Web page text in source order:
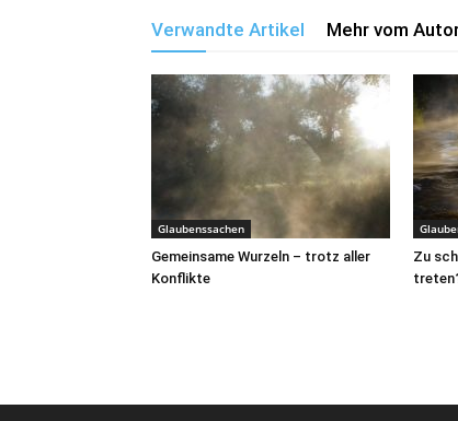
Verwandte Artikel Mehr vom
Glaubenssachen
Gemeinsame Wurzeln – trotz aller
Konflikte
Zu